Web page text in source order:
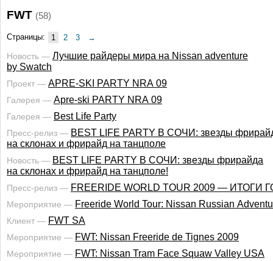
FWT (58)
Страницы: 1 2 3 →
Новость — Лучшие райдеры мира на Nissan adventure
by Swatch
Проект — APRE-SKI PARTY NRA 09
Галерея — Apre-ski PARTY NRA 09
Галерея — Best Life Party
Пресс-релиз — BEST LIFE PARTY В СОЧИ: звезды
на склонах и фрирайд на танцполе
Новость — BEST LIFE PARTY В СОЧИ: звезды фрирайда
на склонах и фрирайд на танцполе!
Пресс-релиз — FREERIDE WORLD TOUR 2009 — ИТОГИ
Мероприятие — Freeride World Tour: Nissan Russian
Клиент — FWT SA
Мероприятие — FWT: Nissan Freeride de Tignes 2009
Мероприятие — FWT: Nissan Tram Face Squaw Valley USA